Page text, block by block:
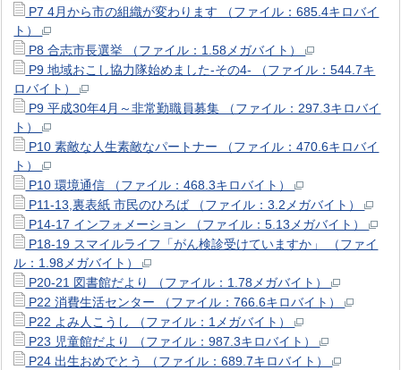
P7 4月から市の組織が変わります （ファイル：685.4キロバイ
ト）
P8 合志市長選挙 （ファイル：1.58メガバイト）
P9 地域おこし協力隊始めました-その4- （ファイル：544.7キ
ロバイト）
P9 平成30年4月～非常勤職員募集 （ファイル：297.3キロバイ
ト）
P10 素敵な人生素敵なパートナー （ファイル：470.6キロバイ
ト）
P10 環境通信 （ファイル：468.3キロバイト）
P11-13,裏表紙 市民のひろば （ファイル：3.2メガバイト）
P14-17 インフォメーション （ファイル：5.13メガバイト）
P18-19 スマイルライフ「がん検診受けていますか」 （ファイ
ル：1.98メガバイト）
P20-21 図書館だより （ファイル：1.78メガバイト）
P22 消費生活センター （ファイル：766.6キロバイト）
P22 よみ人こうし （ファイル：1メガバイト）
P23 児童館だより （ファイル：987.3キロバイト）
P24 出生おめでとう （ファイル：689.7キロバイト）